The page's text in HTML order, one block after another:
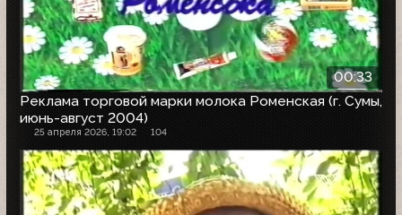
00:33
Реклама торговой марки молока Роменская (г. Сумы,
июнь-август 2004)
25 апреля 2026, 19:02 104